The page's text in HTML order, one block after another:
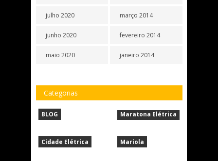
julho 2020
junho 2020
maio 2020
março 2014
fevereiro 2014
janeiro 2014
Categorias
BLOG
Cidade Elétrica
Maratona Elétrica
Mariola